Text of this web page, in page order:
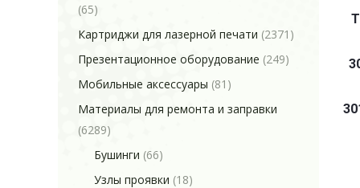
(65)
Картриджи для лазерной печати (2371)
Презентационное оборудование (249)
Мобильные аксессуары (81)
Материалы для ремонта и заправки
(6289)
Бушинги (66)
Узлы проявки (18)